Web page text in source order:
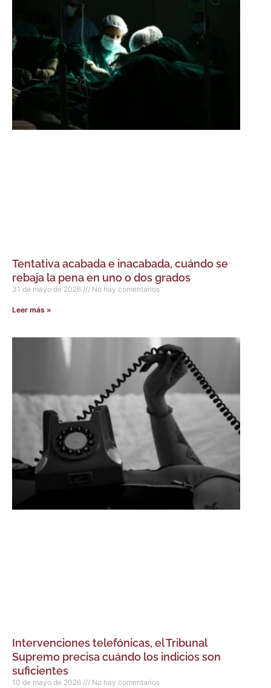
Tentativa acabada e inacabada, cuándo se
rebaja la pena en uno o dos grados
31 de mayo de 2026 No hay comentarios
Leer más »
Intervenciones telefónicas, el Tribunal
Supremo precisa cuándo los indicios son
suficientes
10 de mayo de 2026 No hay comentarios